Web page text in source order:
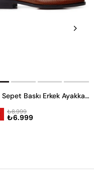
Taba Sepet Baskı Erkek Ayakkabı -11832-
₺6.999
₺8.999